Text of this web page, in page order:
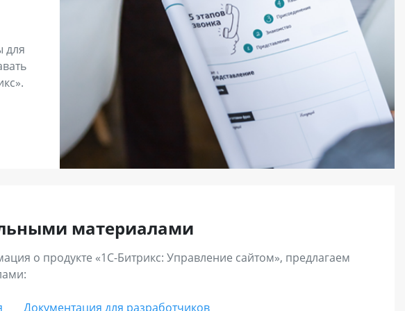
из
тех, кто откликнется.
для
материалами
о продукте «1С-Битрикс: Управление сайтом», предлагаем
Документация для разработчиков